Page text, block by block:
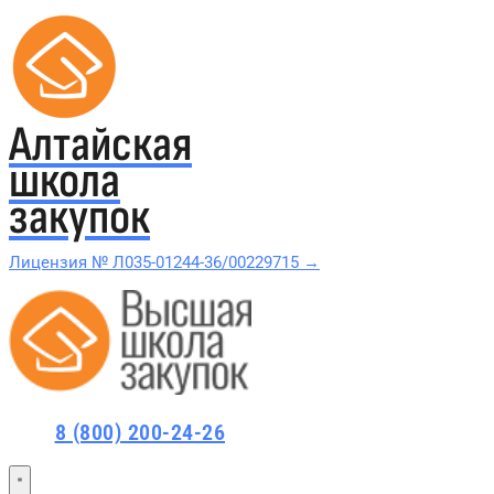
Алтайская
школа
закупок
Лицензия № Л035-01244-36/00229715 →
Проверить в реестре Рособрнадзора →
Курсы по 44-ФЗ
8 (800) 200-24-26